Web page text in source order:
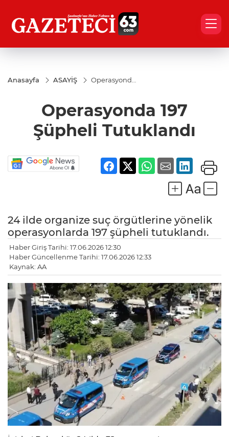
Anasayfa ASAYİŞ
Operasyonda
Operasyonda 197
Şüpheli Tutuklandı
24 ilde organize suç örgütlerine yönelik
operasyonlarda 197 şüpheli tutuklandı.
Haber Giriş Tarihi: 17.06.2026 12:30
Haber Güncellenme Tarihi: 17.06.2026 12:33
Kaynak: AA